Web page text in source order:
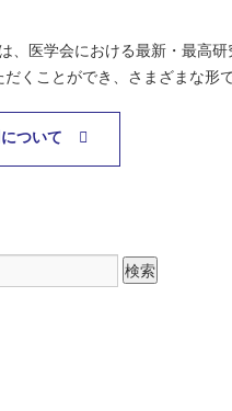
医学会における最新・最高
くことができ、さまざまな形
ついて